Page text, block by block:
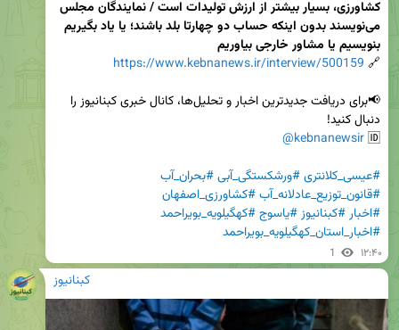
بنویسیم یا مشاور خارجی بیاوریم
🔗
https://www.kebnanews.ir/interview/500159
🆔
@kebnanewsir
#عیسی_کلانتری#ورشکستگی_آبی#بحران_آب
#قانون_توزیع_عادلانه_آب#کشاورزی_اصفهان
#اخبار#کبنانیوز#یاسوج#کهگیلویه_بویراحمد
#اخبار_استان_کهگیلویه_بویراحمد
1 ۱۲:۴۰
کبنانیوز